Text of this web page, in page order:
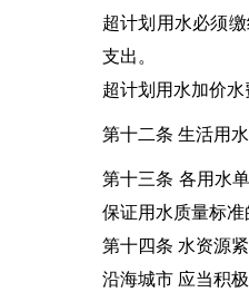
超计划用水必须
支出。
超计划用水加价
第十二条 生活用
第十三条 各用水
保证用水质量标
第十四条 水资源
沿海城市 应当积